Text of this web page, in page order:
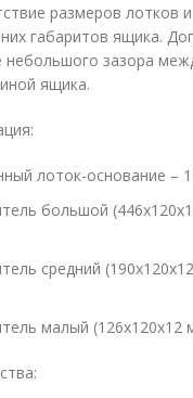
размеров лотков и
габаритов ящика.
небольшого зазора
ящика.
лоток-основание –
большой
средний
малый (126х120х12